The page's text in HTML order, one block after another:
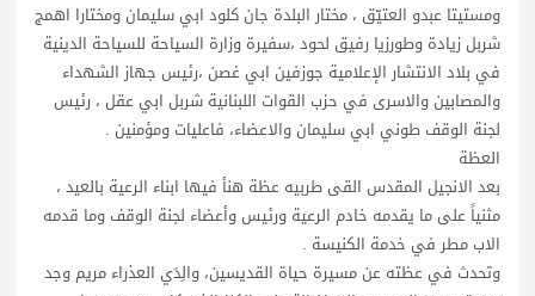
ومستيتا عبدو العتيّق ، مختار البلدة جان كلود ابي سليمان ومختارا اهمج
شربل زيادة وطورزيا رفيق لحود ،سفيرة وزارة السياحة للسياحة الدينية
في بلاد الانتشار الإعلامية جوزفين ابي غصن ،رئيس جهاز الشهداء
والمصابين والاسرى في حزب القوات اللبنانية شربل ابي عقل ، رئيس
لجنة الوقف طوني ابي سليمان والاعضاء، فاعليات ومؤمنين .
العظة
بعد الانجيل المقدس القى طربيه عظة هنأ فيها ابناء الرعية بالعيد ،
مثنياً على ما يقدمه خادم الرعية ورئيس وأعضاء لجنة الوقف وما قدمه
الاب مطر في خدمة الكنيسة .
وتحدث في عظته عن مسيرة حياة القديسين، والِدَي العذراء مريم وجد